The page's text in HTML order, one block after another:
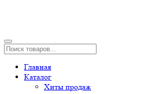
Главная
Каталог
Хиты продаж